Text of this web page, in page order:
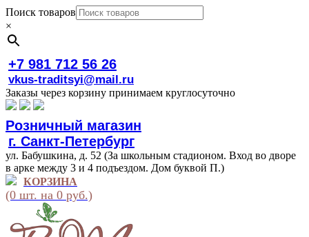
Поиск товаров
×
+7 981 712 56 26
vkus-traditsyi@mail.ru
Заказы через корзину принимаем круглосуточно
Розничный магазин
г. Санкт-Петербург
ул. Бабушкина, д. 52 (За школьным стадионом. Вход во дворе
в арке между 3 и 4 подъездом. Дом буквой П.)
КОРЗИНА
(0 шт. на 0 руб.)